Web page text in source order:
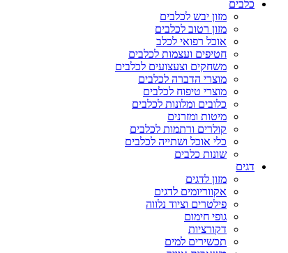
כלבים
מזון יבש לכלבים
מזון רטוב לכלבים
אוכל רפואי לכלב
חטיפים ועצמות לכלבים
משחקים וצעצועים לכלבים
מוצרי הדברה לכלבים
מוצרי טיפוח לכלבים
כלובים ומלונות לכלבים
מיטות ומזרנים
קולרים ורתמות לכלבים
כלי אוכל ושתייה לכלבים
שונות כלבים
דגים
מזון לדגים
אקווריומים לדגים
פילטרים וציוד נלווה
גופי חימום
דקורציות
תכשירים למים